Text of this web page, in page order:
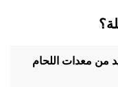
من معدات اللحام